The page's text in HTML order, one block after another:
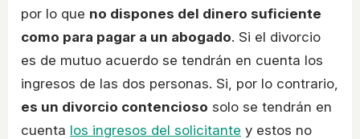
por lo que no dispones del dinero suficiente
como para pagar a un abogado. Si el divorcio
es de mutuo acuerdo se tendrán en cuenta los
ingresos de las dos personas. Si, por lo contrario,
es un divorcio contencioso solo se tendrán en
cuenta los ingresos del solicitante y estos no